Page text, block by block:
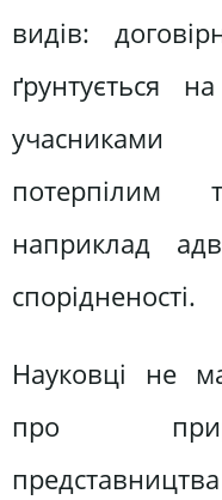
видів:
ґрунтується
учасниками
наприклад
спорідненості.
Науковці не
про